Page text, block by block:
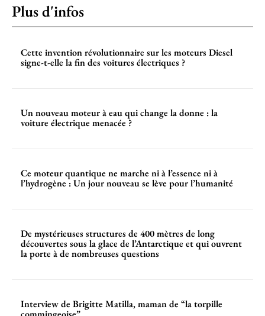
Plus d'infos
Cette invention révolutionnaire sur les moteurs Diesel
signe-t-elle la fin des voitures électriques ?
Un nouveau moteur à eau qui change la donne : la
voiture électrique menacée ?
Ce moteur quantique ne marche ni à l’essence ni à
l’hydrogène : Un jour nouveau se lève pour l’humanité
De mystérieuses structures de 400 mètres de long
découvertes sous la glace de l’Antarctique et qui ouvrent
la porte à de nombreuses questions
Interview de Brigitte Matilla, maman de “la torpille